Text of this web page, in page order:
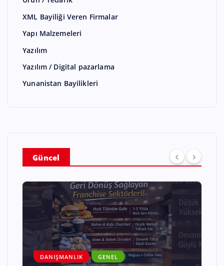
XML Bayiliği Veren Firmalar
Yapı Malzemeleri
Yazılım
Yazılım / Digital pazarlama
Yunanistan Bayilikleri
Güncel
DANIŞMANLIK GENEL